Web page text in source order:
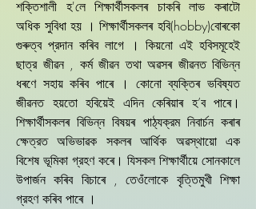
শক্তিশালী হ'লে শিক্ষাৰ্থীসকলৰ চাকৰি লাভ কৰাটো
অধিক সুবিধা হয় । শিক্ষাৰ্থীসকলৰ হবি(hobby)বোৰকো
গুৰুত্ব প্রদান কৰিব লাগে । কিয়নো এই হবিসমূহেই
ছাত্র জীৱন , কৰ্ম জীৱন তথা অৱসৰ জীৱনত বিভিন্ন
ধৰণে সহায় কৰিব পাৰে । কোনো ব্যক্তিৰ ভবিষ্যত
জীৱনত হয়তো হবিয়েই এদিন কেৰিয়াৰ হ’ব পাৰে।
শিক্ষাৰ্থীসকলৰ বিভিন্ন বিষয়ৰ পাঠ্যক্রম নিবাৰ্চন কৰাৰ
ক্ষেত্রত অভিভাৱক সকলৰ আৰ্থিক অৱস্থায়ো এক
বিশেষ ভূমিকা গ্রহণ কৰে। যিসকল শিক্ষাৰ্থীয়ে সোনকালে
উপাৰ্জন কৰিব বিচাৰে , তেওঁলোকে বৃত্তিমুখী শিক্ষা
গ্রহণ কৰিব পাৰে ।